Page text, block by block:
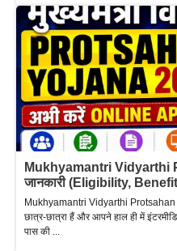
Mukhyamantri Vidyarthi
जानकारी (Eligibility,
Mukhyamantri Vidyarthi Protsahan
छात्र-छात्रा हैं और आपने हाल ही में
पास की ...